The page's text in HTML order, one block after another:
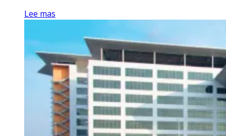
Lee mas